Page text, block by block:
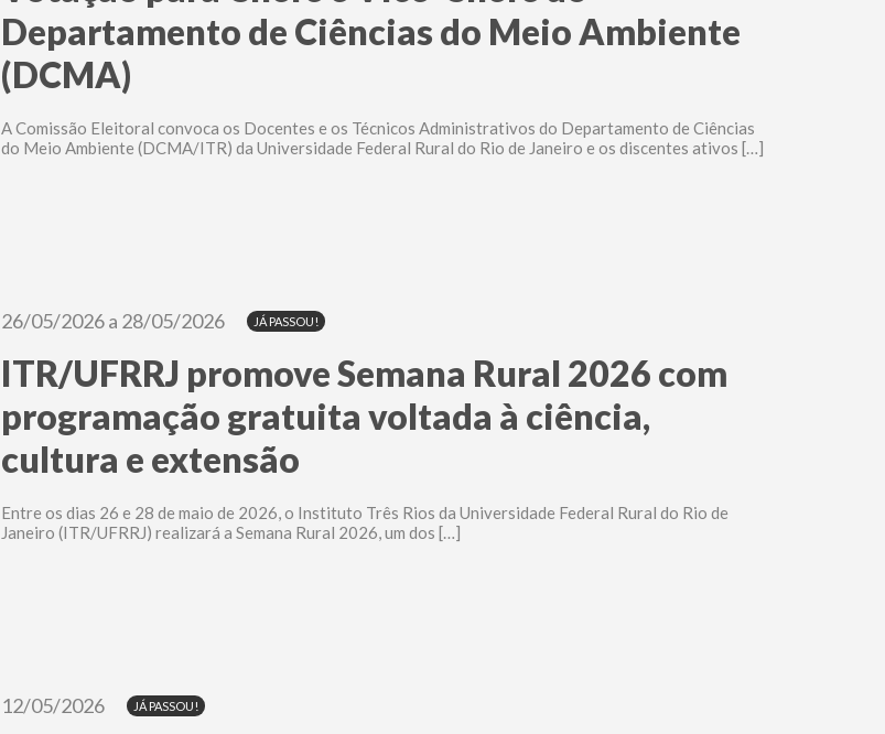
Departamento de Ciências do Meio Ambiente
(DCMA)
A Comissão Eleitoral convoca os Docentes e os Técnicos Administrativos do Departamento de Ciências
do Meio Ambiente (DCMA/ITR) da Universidade Federal Rural do Rio de Janeiro e os discentes ativos […]
26/05/2026 a 28/05/2026 JÁ PASSOU!
ITR/UFRRJ promove Semana Rural 2026 com
programação gratuita voltada à ciência,
cultura e extensão
Entre os dias 26 e 28 de maio de 2026, o Instituto Três Rios da Universidade Federal Rural do Rio de
Janeiro (ITR/UFRRJ) realizará a Semana Rural 2026, um dos […]
12/05/2026 JÁ PASSOU!